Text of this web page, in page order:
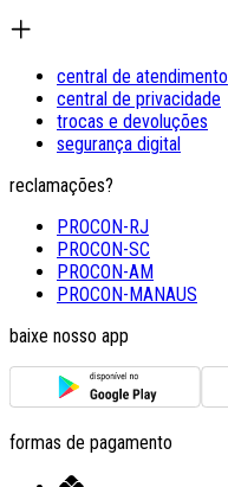
central de atendimento
central de privacidade
trocas e devoluções
segurança digital
reclamações?
PROCON-RJ
PROCON-SC
PROCON-AM
PROCON-MANAUS
baixe nosso app
formas de pagamento